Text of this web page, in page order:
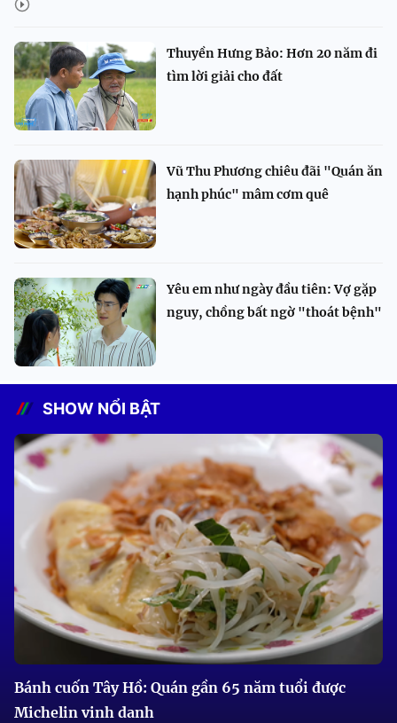
Thuyền Hưng Bảo: Hơn 20 năm đi
tìm lời giải cho đất
Vũ Thu Phương chiêu đãi "Quán ăn
hạnh phúc" mâm cơm quê
Yêu em như ngày đầu tiên: Vợ gặp
nguy, chồng bất ngờ "thoát bệnh"
SHOW NỔI BẬT
Bánh cuốn Tây Hồ: Quán gần 65 năm tuổi được
Michelin vinh danh